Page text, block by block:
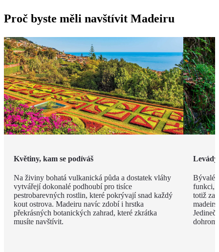
Proč byste měli navštívit Madeiru
Květiny, kam se podíváš
Na živiny bohatá vulkanická půda a dostatek vláhy
vytvářejí dokonalé podhoubí pro tisíce
pestrobarevných rostlin, které pokrývají snad každý
kout ostrova. Madeiru navíc zdobí i hrstka
překrásných botanických zahrad, které zkrátka
musíte navštívit.
Levády
Bývalé
funkci,
totiž